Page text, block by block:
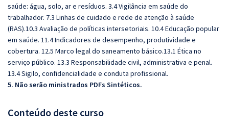
saúde: água, solo, ar e resíduos. 3.4 Vigilância em saúde do
trabalhador. 7.3 Linhas de cuidado e rede de atenção à saúde
(RAS).10.3 Avaliação de políticas intersetoriais. 10.4 Educação popular
em saúde. 11.4 Indicadores de desempenho, produtividade e
cobertura. 12.5 Marco legal do saneamento básico.13.1 Ética no
serviço público. 13.3 Responsabilidade civil, administrativa e penal.
13.4 Sigilo, confidencialidade e conduta profissional.
5. Não serão ministrados PDFs Sintéticos.
Conteúdo deste curso